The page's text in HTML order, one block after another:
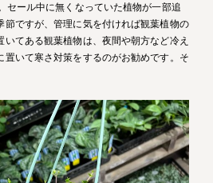
セール中に無くなっていた植物が一部追
節ですが、管理に気を付ければ観葉植物の
てある観葉植物は、夜間や朝方など冷え
置いて寒さ対策をするのがお勧めです。そ